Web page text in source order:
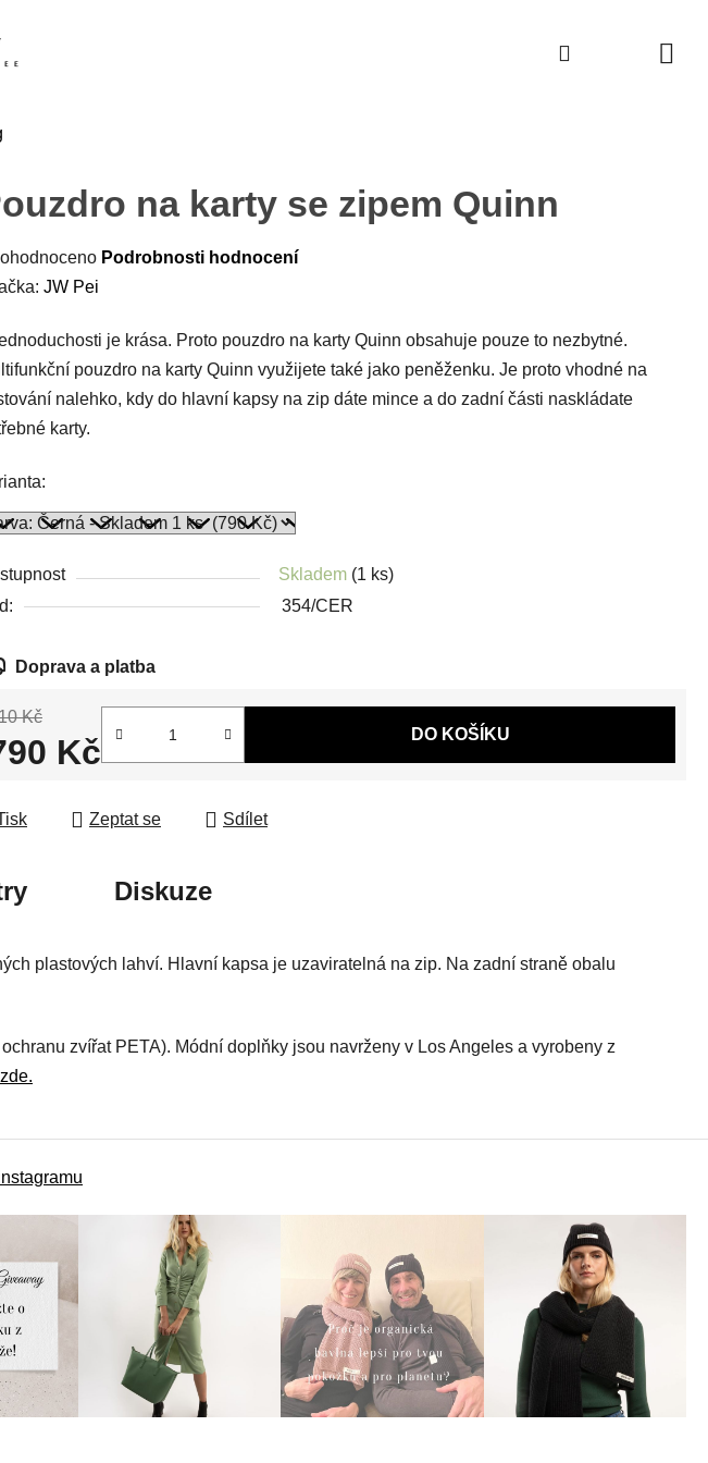
Hledat
na karty se zipem Quinn
Podrobnosti hodnocení
JW Pei
je krása. Proto pouzdro na karty Quinn obsahuje pouze to nezbytné.
pouzdro na karty Quinn využijete také jako peněženku. Je proto vhodné na
nalehko, kdy do hlavní kapsy na zip dáte mince a do zadní části naskládate
karty.
Skladem (1 ks)
354/CER
Doprava a platba
Kč
Kč DO KOŠÍKU
Zeptat se Sdílet
Diskuze
plastových lahví. Hlavní kapsa je uzaviratelná na zip. Na zadní straně obalu
zvířat PETA). Módní doplňky jsou navrženy v Los Angeles a vyrobeny z